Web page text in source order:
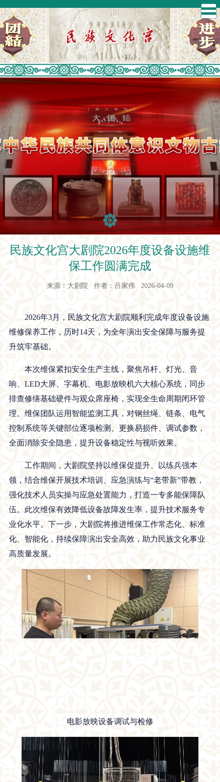
民族文化宫大剧院2026年度设备设施维
保工作圆满完成
来源：大剧院 作者：吕家伟 2026-04-09
2026年3月，民族文化宫大剧院顺利完成年度设备设施
维修保养工作，历时14天，为全年演出安全保障与服务提
升筑牢基础。
本次维保紧扣安全生产主线，聚焦吊杆、灯光、音
响、LED大屏、字幕机、电影放映机六大核心系统，同步
排查修缮基础硬件与观众席座椅，实现全生命周期闭环管
理。维保团队运用智能监测工具，对钢丝绳、链条、电气
控制系统等关键部位逐项检测、更换易损件、调试参数，
全面消除安全隐患，提升设备稳定性与视听效果。
工作期间，大剧院坚持以维保促提升、以练兵强本
领，结合维保开展技术培训、应急演练与“老带新”带教，
强化技术人员实操与应急处置能力，打造一专多能保障队
伍。此次维保有效降低设备故障发生率，提升技术服务专
业化水平。下一步，大剧院将推进维保工作常态化、标准
化、智能化，持续保障演出安全高效，助力民族文化事业
高质量发展。
电影放映设备调试与检修